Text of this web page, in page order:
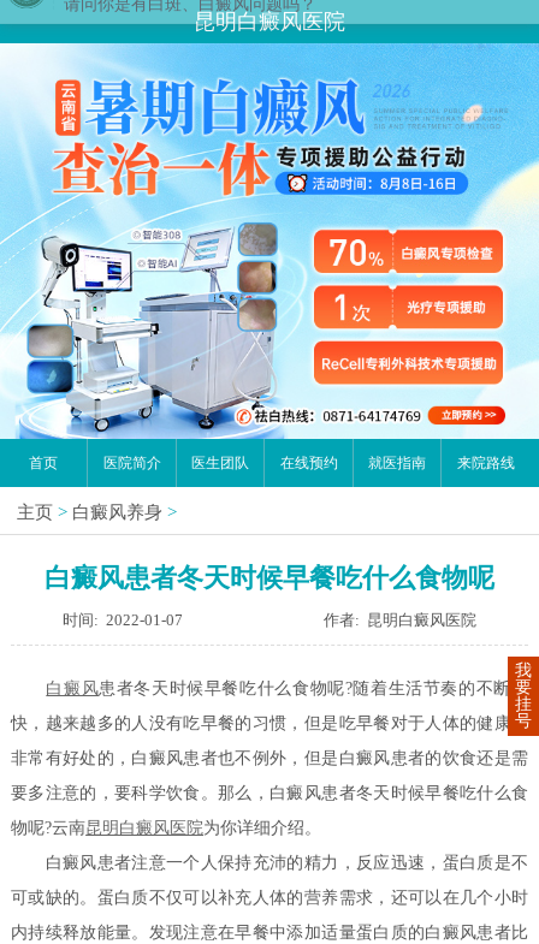
昆明白癜风医院
首页 医院简介 医生团队 在线预约 就医指南 来院路线
主页 > 白癜风养身 >
白癜风患者冬天时候早餐吃什么食物呢
时间: 2022-01-07 作者: 昆明白癜风医院
白癜风患者冬天时候早餐吃什么食物呢?随着生活节奏的不断加
快，越来越多的人没有吃早餐的习惯，但是吃早餐对于人体的健康是
非常有好处的，白癜风患者也不例外，但是白癜风患者的饮食还是需
要多注意的，要科学饮食。那么，白癜风患者冬天时候早餐吃什么食
物呢?云南昆明白癜风医院为你详细介绍。
白癜风患者注意一个人保持充沛的精力，反应迅速，蛋白质是不
可或缺的。蛋白质不仅可以补充人体的营养需求，还可以在几个小时
内持续释放能量。发现注意在早餐中添加适量蛋白质的白癜风患者比
我
要
挂
号